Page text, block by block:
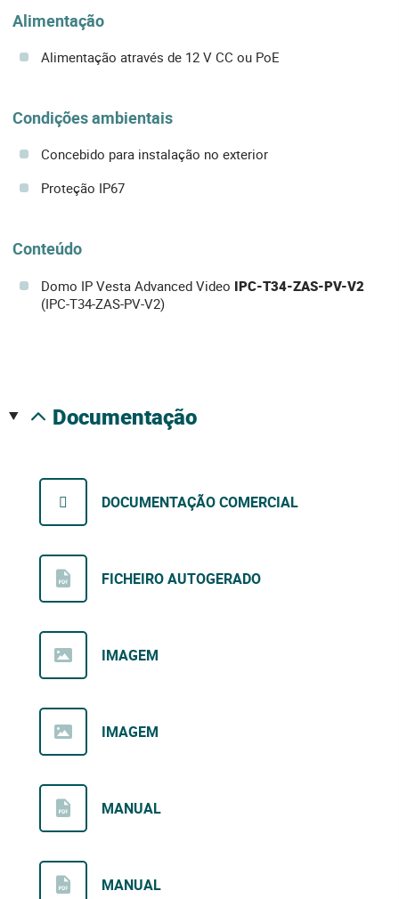
Alimentação
Alimentação através de 12 V CC ou PoE
Condições ambientais
Concebido para instalação no exterior
Proteção IP67
Conteúdo
Domo IP Vesta Advanced Video IPC-T34-ZAS-PV-V2
(IPC-T34-ZAS-PV-V2)
documentação
DOCUMENTAÇÃO COMERCIAL
FICHEIRO AUTOGERADO
IMAGEM
IMAGEM
MANUAL
MANUAL